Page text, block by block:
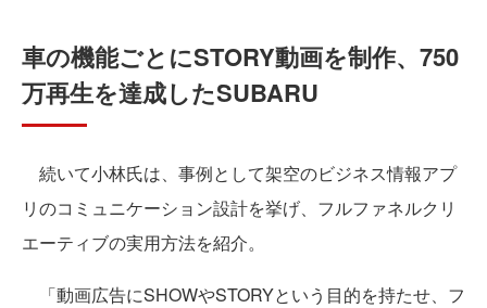
車の機能ごとにSTORY動画を制作、750
万再生を達成したSUBARU
続いて小林氏は、事例として架空のビジネス情報アプ
リのコミュニケーション設計を挙げ、フルファネルクリ
エーティブの実用方法を紹介。
「動画広告にSHOWやSTORYという目的を持たせ、フ